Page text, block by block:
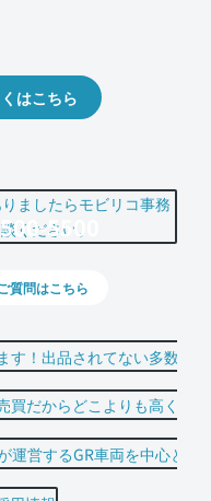
はこちら
5500
質問はこちら